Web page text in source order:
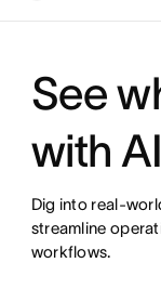
See
with
Dig into real-
streamline
workflows.